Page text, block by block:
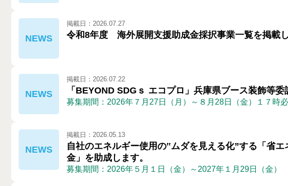
令和8年度 海外展開支援助成金採択事業一覧を掲載
掲載日：2026.07.27
「BEYOND SDGｓ エコプロ」兵庫県ブース装飾等
募集期間：2026年７月27日（月）～８月28日（金）１７時
掲載日：2026.07.22
自社のエネルギー使用の‟ムダを見える化”する「省
金」を助成します。
募集期間：2026年５月１日（金）～2027年１月29日（金）
掲載日：2026.05.13